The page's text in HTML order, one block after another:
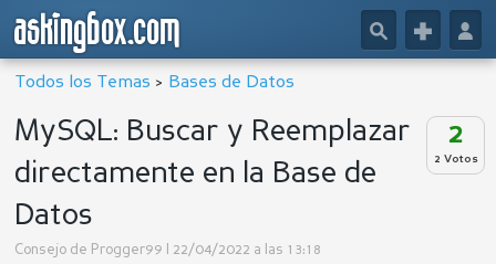
askingbox.com 👤
+
🔎
Todos los Temas > Bases de Datos
2
2 Votos
MySQL: Buscar y Reemplazar
directamente en la Base de
Datos
Consejo de Progger99 | 22/04/2022 a las 13:18